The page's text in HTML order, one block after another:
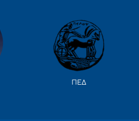
ΠΕΔ